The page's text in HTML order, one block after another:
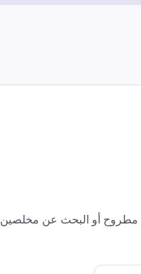
مطروح أو البحث عن مخلصين